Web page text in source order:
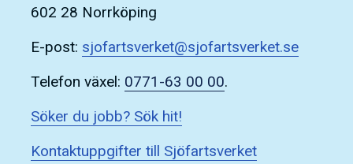
602 28 Norrköping
E-post: sjofartsverket@sjofartsverket.se
Telefon växel: 0771-63 00 00.
Söker du jobb? Sök hit!
Kontaktuppgifter till Sjöfartsverket